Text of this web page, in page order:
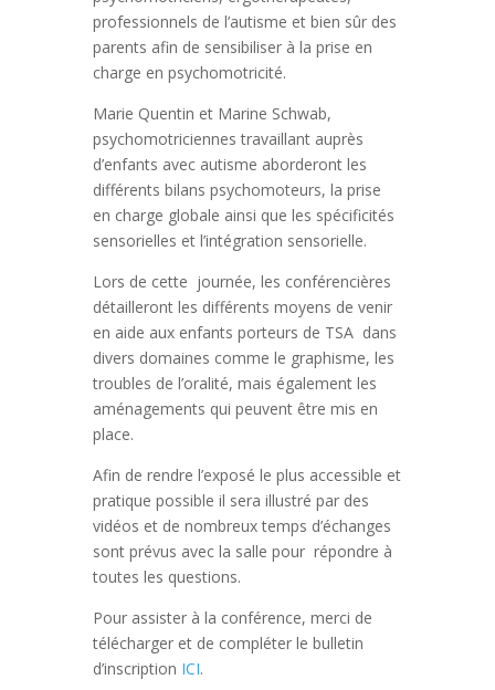
professionnels de l’autisme et bien sûr des
parents afin de sensibiliser à la prise en
charge en psychomotricité.
Marie Quentin et Marine Schwab,
psychomotriciennes travaillant auprès
d’enfants avec autisme aborderont les
différents bilans psychomoteurs, la prise
en charge globale ainsi que les spécificités
sensorielles et l’intégration sensorielle.
Lors de cette journée, les conférencières
détailleront les différents moyens de venir
en aide aux enfants porteurs de TSA dans
divers domaines comme le graphisme, les
troubles de l’oralité, mais également les
aménagements qui peuvent être mis en
place.
Afin de rendre l’exposé le plus accessible et
pratique possible il sera illustré par des
vidéos et de nombreux temps d’échanges
sont prévus avec la salle pour répondre à
toutes les questions.
Pour assister à la conférence, merci de
télécharger et de compléter le bulletin
d’inscription ICI.